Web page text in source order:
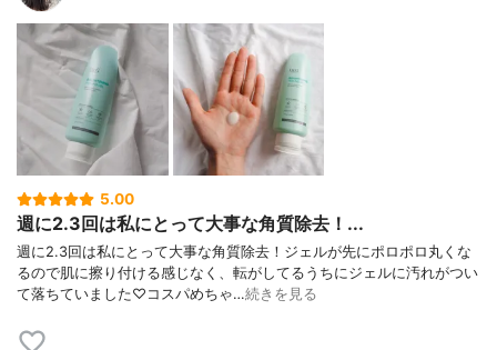
5.00
週に2.3回は私にとって大事な角質除去！...
週に2.3回は私にとって大事な角質除去！ジェルが先にポロポロ丸くな
るので肌に擦り付ける感じなく、転がしてるうちにジェルに汚れがつい
て落ちていました♡コスパめちゃ…続きを見る